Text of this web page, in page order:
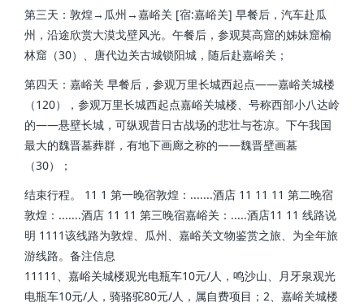
第三天：敦煌→瓜州→嘉峪关 [宿:嘉峪关] 早餐后，汽车赴瓜
州，沿途欣赏大漠戈壁风光。午餐后，参观莫高窟的姊妹窟榆
林窟（30）、唐代边关古城锁阳城，随后赴嘉峪关；
第四天：嘉峪关 早餐后，参观万里长城西起点——嘉峪关城楼
（120），参观万里长城西起点嘉峪关城楼、号称西部小八达岭
的——悬壁长城，可纵观昔日古战场的悲壮与苍凉。下午我国
最大的魏晋墓葬群，有地下画廊之称的——魏晋壁画墓
（30）；
结束行程。 11 1 第一晚宿敦煌：.......酒店 11 11 11 第二晚宿
敦煌：.......酒店 11 11 第三晚宿嘉峪关：.....酒店11 11 线路说
明 1111该线路为敦煌、瓜州、嘉峪关文物鉴赏之旅、为全年旅
游线路。备注信息
11111、嘉峪关城楼观光电瓶车10元/人，鸣沙山、月牙泉观光
电瓶车10元/人，骑骆驼80元/人，属自费项目；2、嘉峪关城楼